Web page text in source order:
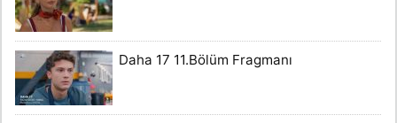
Daha 17 11.Bölüm Fragmanı